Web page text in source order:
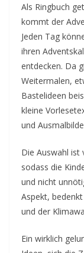
Als Ringbuch
kommt der
Jeden Tag
ihren
entdecken. Da
Weitermalen,
Bastelideen
kleine
und
Die Auswahl ist
sodass die
und nicht
Aspekt,
und der
Ein wirklich